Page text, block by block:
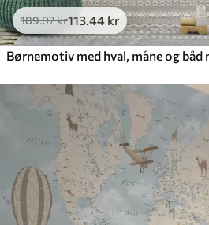
189.07kr113 .44 kr